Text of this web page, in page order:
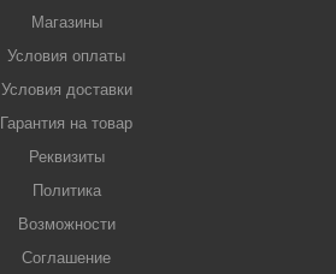
Магазины
Условия оплаты
Условия доставки
Гарантия на товар
Реквизиты
Политика
Возможности
Соглашение